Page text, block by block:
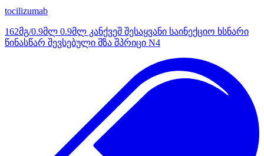
tocilizumab
162მგ/0.9მლ 0.9მლ კანქვეშ შესაყვანი საინექციო ხსნარი
წინასწარ შევსებული მზა შპრიცი N4